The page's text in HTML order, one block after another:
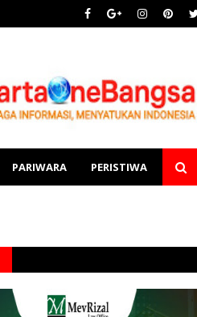
PARIWARA PERISTIWA